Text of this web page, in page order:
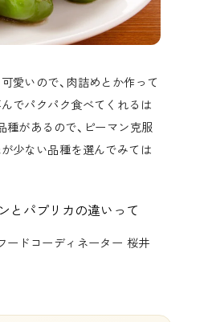
愛いので、肉詰めとか作って
でパクパク食べてくれるは
種があるので、ピーマン克服
少ない品種を選んでみては
とパプリカの違いって
ードコーディネーター 桜井